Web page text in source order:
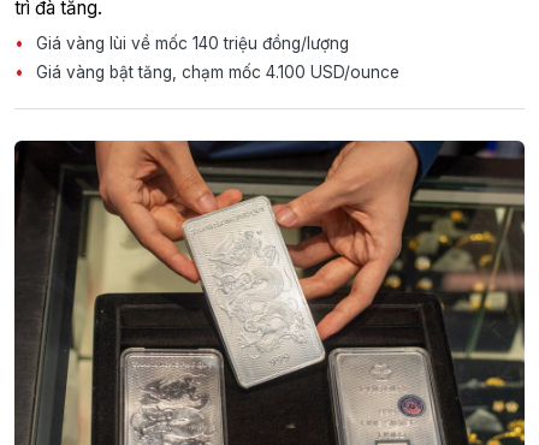
trì đà tăng.
Giá vàng lùi về mốc 140 triệu đồng/lượng
Giá vàng bật tăng, chạm mốc 4.100 USD/ounce